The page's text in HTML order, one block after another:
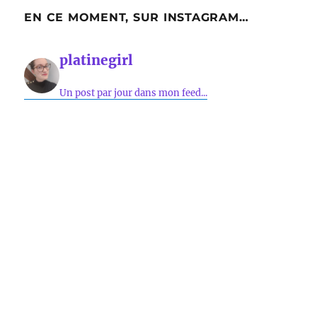
EN CE MOMENT, SUR INSTAGRAM…
platinegirl
Un post par jour dans mon feed...